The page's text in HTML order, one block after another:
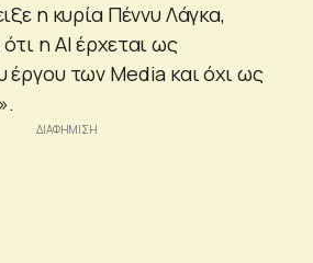
η κυρία Πέννυ Λάγκα,
η ΑΙ έρχεται ως
των Media και όχι ως